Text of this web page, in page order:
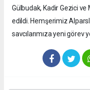
Gülbudak, Kadir Gezici
edildi. Hemşerimiz
savcılarımıza yeni görev